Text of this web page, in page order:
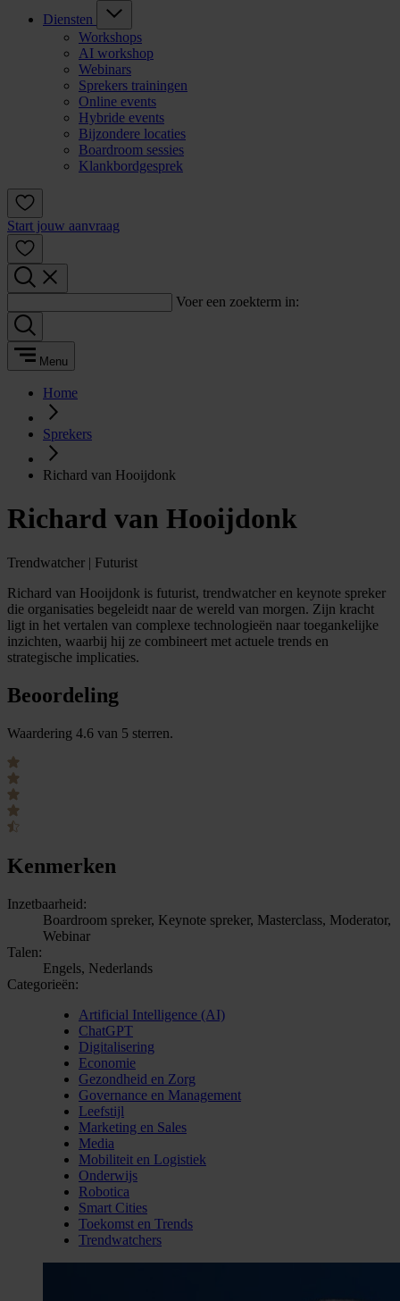
Diensten
Workshops
AI workshop
Webinars
Sprekers trainingen
Online events
Hybride events
Bijzondere locaties
Boardroom sessies
Klankbordgesprek
Start jouw aanvraag
Voer een zoekterm in:
Menu
Home
Sprekers
Richard van Hooijdonk
Richard van Hooijdonk
Trendwatcher | Futurist
Richard van Hooijdonk is futurist, trendwatcher en keynote spreker
die organisaties begeleidt naar de wereld van morgen. Zijn kracht
ligt in het vertalen van complexe technologieën naar toegankelijke
inzichten, waarbij hij ze combineert met actuele trends en
strategische implicaties.
Beoordeling
Waardering 4.6 van 5 sterren.
Kenmerken
Inzetbaarheid:
Boardroom spreker, Keynote spreker, Masterclass, Moderator,
Webinar
Talen:
Engels, Nederlands
Categorieën:
Artificial Intelligence (AI)
ChatGPT
Digitalisering
Economie
Gezondheid en Zorg
Governance en Management
Leefstijl
Marketing en Sales
Media
Mobiliteit en Logistiek
Onderwijs
Robotica
Smart Cities
Toekomst en Trends
Trendwatchers